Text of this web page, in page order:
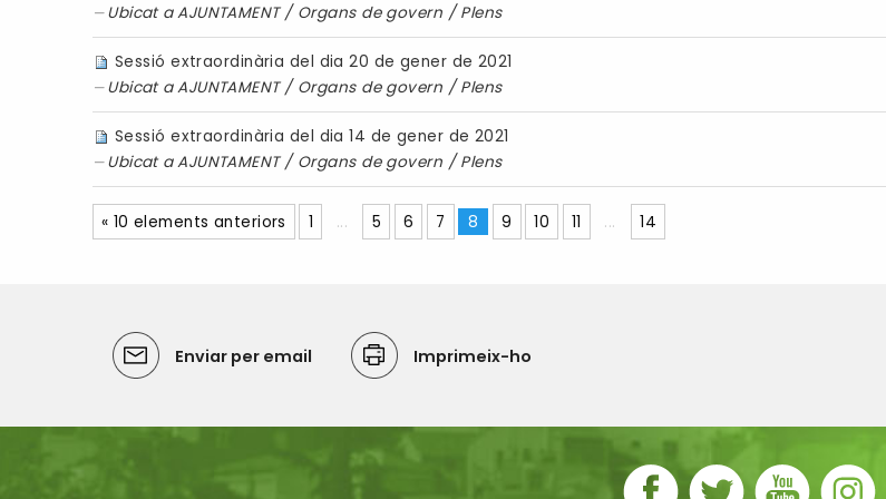
Ubicat aAJUNTAMENT / Organs de govern /Plens
Sessió extraordinària del dia 20 de gener de 2021
Ubicat aAJUNTAMENT / Organs de govern /Plens
Sessió extraordinària del dia 14 de gener de 2021
Ubicat aAJUNTAMENT / Organs de govern /Plens
« 10 elements anteriors 1 ... 5 6 7 8 9 10 11 ... 14
Enviar per email Imprimeix-ho